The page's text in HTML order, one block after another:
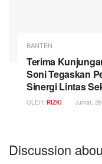
BANTEN
Terima
Soni Tegaskan
Sinergi Lintas
OLEH: RIZKI Jumat,
Discussion